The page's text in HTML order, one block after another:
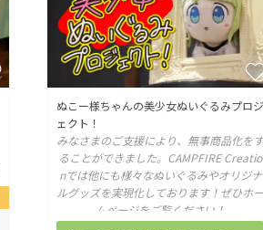
CAMPFIREふるさと納税
ぬこー様ちゃんの美少女ぬいぐるみプロジ
ェクト！
みなさまのご支援により、無事商品化をす
ることができました。CAMPFIRE Creatio
nでは他にも様々なぬいぐるみやオリジナ
ルグッズを実現化しております！ぜひホー
ムページをご覧ください！